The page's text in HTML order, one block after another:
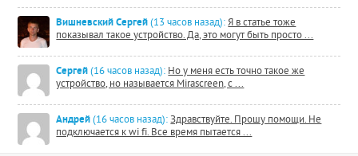
Вишневский Сергей (13 часов назад): Я в статье тоже
показывал такое устройство. Да, это могут быть просто ...
Сергей (16 часов назад): Но у меня есть точно такое же
устройство, но называется Mirascreen, с ...
Андрей (16 часов назад): Здравствуйте. Прошу помощи. Не
подключается к wi fi. Все время пытается ...